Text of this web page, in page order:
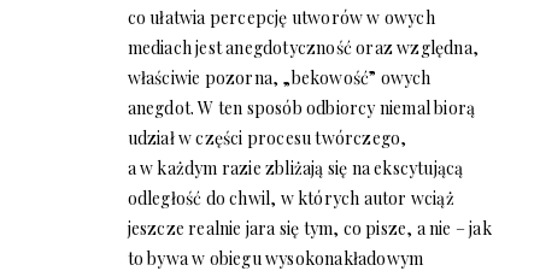
co ułatwia percepcję utworów w owych
mediach jest anegdotyczność oraz względna,
właściwie pozorna, „bekowość” owych
anegdot. W ten sposób odbiorcy niemal biorą
udział w części procesu twórczego,
a w każdym razie zbliżają się na ekscytującą
odległość do chwil, w których autor wciąż
jeszcze realnie jara się tym, co pisze, a nie – jak
to bywa w obiegu wysokonakładowym